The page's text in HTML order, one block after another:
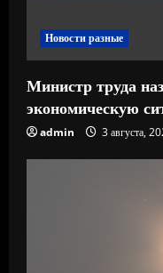
и
е
Новости разные
Министр труда
экономическую
admin 3 августа,